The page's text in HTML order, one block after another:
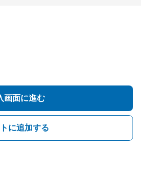
画面に進む
に追加する